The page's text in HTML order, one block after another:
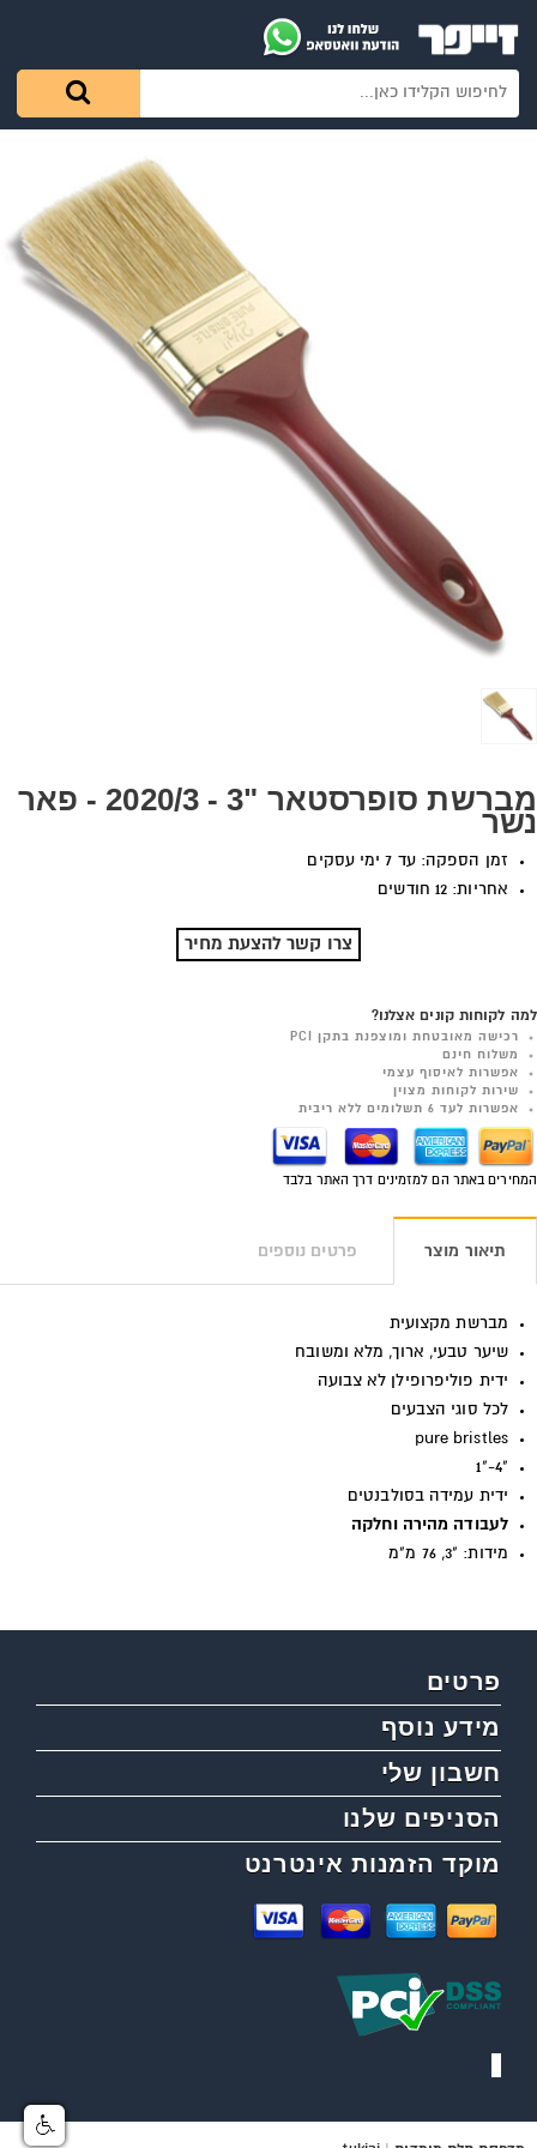
מברשת סופרסטאר "3 - 2020/3 - פאר
נשר
זמן הספקה: עד 7 ימי עסקים
אחריות: 12 חודשים
צרו קשר להצעת מחיר
למה לקוחות קונים אצלנו?
רכישה מאובטחת ומוצפנת בתקן PCI
משלוח חינם
אפשרות לאיסוף עצמי
שירות לקוחות מצוין
אפשרות לעד 6 תשלומים ללא ריבית
המחירים באתר הם למזמינים דרך האתר בלבד
תיאור מוצר פרטים נוספים
מברשת מקצועית
שיער טבעי, ארוך, מלא ומשובח
ידית פוליפרופילן לא צבועה
לכל סוגי הצבעים
pure bristles
"4-"1
ידית עמידה בסולבנטים
לעבודה מהירה וחלקה
מידות: "3, 76 מ"מ
פרטים
מידע נוסף
חשבון שלי
הסניפים שלנו
מוקד הזמנות אינטרנט